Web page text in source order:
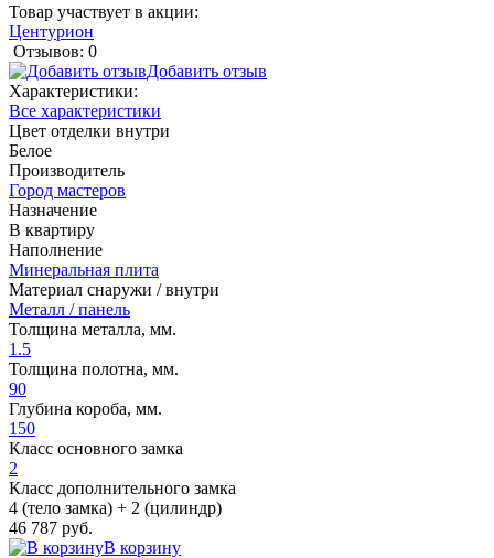
Товар участвует в акции:
Центурион
Отзывов: 0
Добавить отзыв
Характеристики:
Все характеристики
Цвет отделки внутри
Белое
Производитель
Город мастеров
Назначение
В квартиру
Наполнение
Минеральная плита
Материал снаружи / внутри
Металл / панель
Толщина металла, мм.
1.5
Толщина полотна, мм.
90
Глубина короба, мм.
150
Класс основного замка
2
Класс дополнительного замка
4 (тело замка) + 2 (цилиндр)
46 787 руб.
В корзину